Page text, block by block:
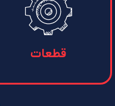
قطعات